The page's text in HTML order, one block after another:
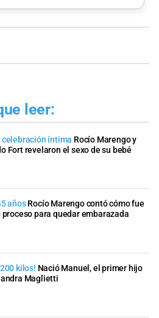
leer:
celebración íntima Rocío Marengo y
Fort revelaron el sexo de su bebé
años Rocío Marengo contó cómo fue
proceso para quedar embarazada
kilos! Nació Manuel, el primer hijo
Maglietti